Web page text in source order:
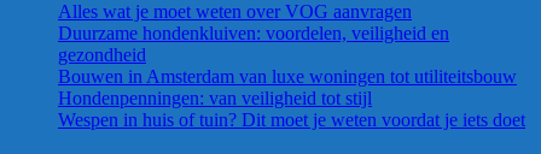
Alles wat je moet weten over VOG aanvragen
Duurzame hondenkluiven: voordelen, veiligheid en
gezondheid
Bouwen in Amsterdam van luxe woningen tot utiliteitsbouw
Hondenpenningen: van veiligheid tot stijl
Wespen in huis of tuin? Dit moet je weten voordat je iets doet